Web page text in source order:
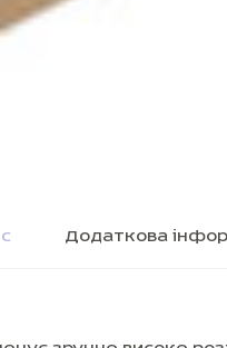
Додаткова